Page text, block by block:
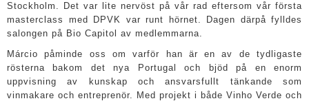
Stockholm. Det var lite nervöst på vår rad eftersom vår första
masterclass med DPVK var runt hörnet. Dagen därpå fylldes
salongen på Bio Capitol av medlemmarna.
Márcio påminde oss om varför han är en av de tydligaste
rösterna bakom det nya Portugal och bjöd på en enorm
uppvisning av kunskap och ansvarsfullt tänkande som
vinmakare och entreprenör. Med projekt i både Vinho Verde och